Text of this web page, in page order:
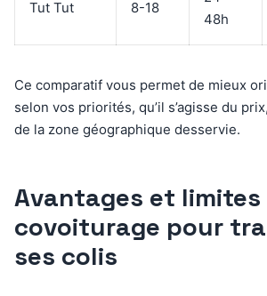
Tut Tut 8-18
48h
Ce comparatif vous permet de mieux
selon vos priorités, qu’il s’agisse du
de la zone géographique desservie.
Avantages et limites
covoiturage pour
ses colis